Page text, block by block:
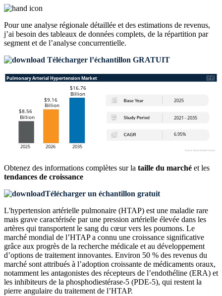
Pour une analyse régionale détaillée et des estimations de revenus,
j’ai besoin des tableaux de données complets, de la répartition par
segment et de l’analyse concurrentielle.
Télécharger l’échantillon GRATUIT
Obtenez des informations complètes sur la taille du marché et les
tendances de croissance
Télécharger un échantillon gratuit
L'hypertension artérielle pulmonaire (HTAP) est une maladie rare
mais grave caractérisée par une pression artérielle élevée dans les
artères qui transportent le sang du cœur vers les poumons. Le
marché mondial de l’HTAP a connu une croissance significative
grâce aux progrès de la recherche médicale et au développement
d’options de traitement innovantes. Environ 50 % des revenus du
marché sont attribués à l’adoption croissante de médicaments oraux,
notamment les antagonistes des récepteurs de l’endothéline (ERA) et
les inhibiteurs de la phosphodiestérase-5 (PDE-5), qui restent la
pierre angulaire du traitement de l’HTAP.